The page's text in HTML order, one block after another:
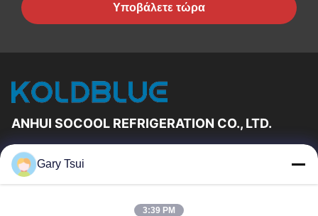
Υποβάλετε τώρα
ANHUI SOCOOL REFRIGERATION CO., LTD.
Γρήγορες Συνδέσεις
Σπίτι
Περίπου Εμείς
Gary Tsui
3:39 PM